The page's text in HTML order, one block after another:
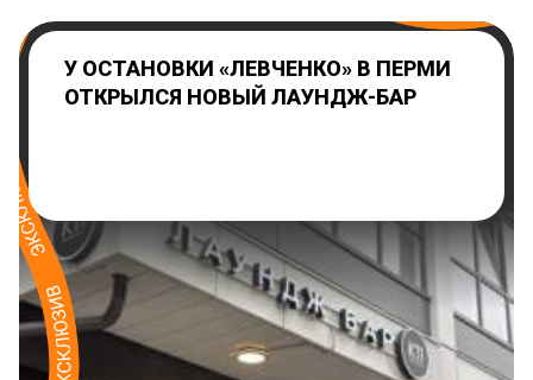
У ОСТАНОВКИ «ЛЕВЧЕНКО» В ПЕРМИ
ОТКРЫЛСЯ НОВЫЙ ЛАУНДЖ-БАР